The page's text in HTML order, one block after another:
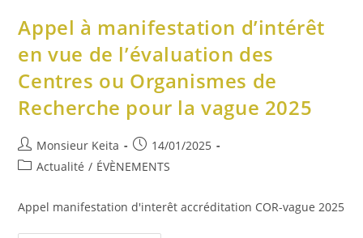
Appel à manifestation d’intérêt
en vue de l’évaluation des
Centres ou Organismes de
Recherche pour la vague 2025
Monsieur Keita
14/01/2025
Actualité / ÉVÈNEMENTS
Appel manifestation d'interêt accréditation COR-vague 2025